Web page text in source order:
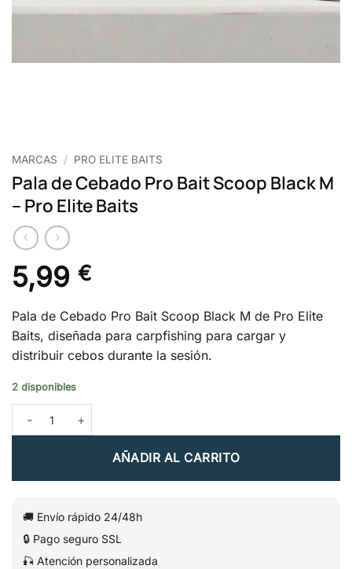
MARCAS / PRO ELITE BAITS
Pala de Cebado Pro Bait Scoop Black M
– Pro Elite Baits
5,99 €
Pala de Cebado Pro Bait Scoop Black M de Pro Elite
Baits, diseñada para carpfishing para cargar y
distribuir cebos durante la sesión.
2 disponibles
AÑADIR AL CARRITO
🚚 Envío rápido 24/48h
🔒 Pago seguro SSL
🎣 Atención personalizada